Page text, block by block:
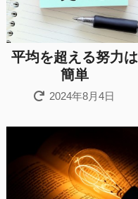
平均を超える努力は
簡単
2024年8月4日